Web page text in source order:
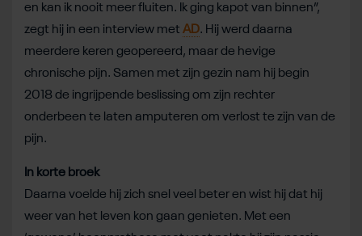
en kan ik nooit meer fluiten. Ik ging kapot van binnen”,
zegt hij in een interview met AD. Hij werd daarna
meerdere keren geopereerd, maar de hevige
chronische pijn. Samen met zijn gezin nam hij begin
2018 de ingrijpende beslissing om zijn rechter
onderbeen te laten amputeren om verlost te zijn van de
pijn.
In korte broek
Daarna voelde hij zich snel veel beter en wist hij dat hij
weer van het leven kon gaan genieten. Met een